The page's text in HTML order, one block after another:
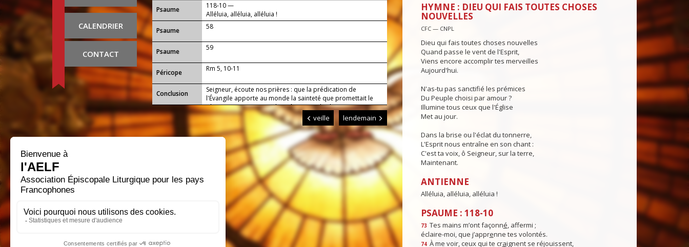
CALENDRIER
CONTACT
Psaume
118-10 —
Alléluia, alléluia, alléluia !
Psaume
58
Psaume 59
Péricope Rm 5, 10-11
Conclusion
Seigneur, écoute nos prières : que la prédication de
l'Évangile apporte au monde la sainteté que promettait le
Christ en se consacrant lui-même pour les hommes ; que
l'adoption plénière dans le Christ accomplisse le salut qu'il
annonçait en rendant témoignage à la vérité. Lui qui règne.
veille lendemain
HYMNE : DIEU QUI FAIS TOUTES CHOSES
NOUVELLES
CFC — CNPL
Dieu qui fais toutes choses nouvelles
Quand passe le vent de l'Esprit,
Viens encore accomplir tes merveilles
Aujourd'hui.
N'as-tu pas sanctifié les prémices
Du Peuple choisi par amour ?
Illumine tous ceux que l'Église
Met au jour.
Dans la brise ou l'éclat du tonnerre,
L'Esprit nous entraîne en son chant :
C'est ta voix, ô Seigneur, sur la terre,
Maintenant.
ANTIENNE
Alléluia, alléluia, alléluia !
PSAUME : 118-10
73 Tes mains m’ont façonné, affermi ;
éclaire-moi, que j’apprenne tes volontés.
74 À me voir, ceux qui te craignent se réjouissent,